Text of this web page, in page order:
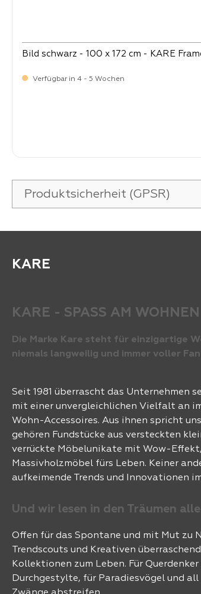
Bild schwarz - 100 x 172 cm - KARE
Verfügbar in 4 - 5 Wochen
Produktsicherheit (GPSR)
KARE
KARE - SPASS AM WOHNEN
Die Marke Kare steht für einzigartige
niemals langweilig und immer voller
Seit 1981 überrascht das Unternehmen
mit einer unvergleichlichen Vielfalt an
Wohn-Accessoires. Aus ihnen spricht
gehören Fundstücke aus versteckten
verrückte Möbelunikate mit Wow-
Massivholzmöbel fürs Leben. Keiner
aufkeimende Trends und Innovationen
Und wir lesen in den Träumen
Offen für das Spontane und mit Mut zu
Trendscouts und Kreativen
Kollektionen zum Leben. Für
Durchgestylte, für Paradiesvögel und